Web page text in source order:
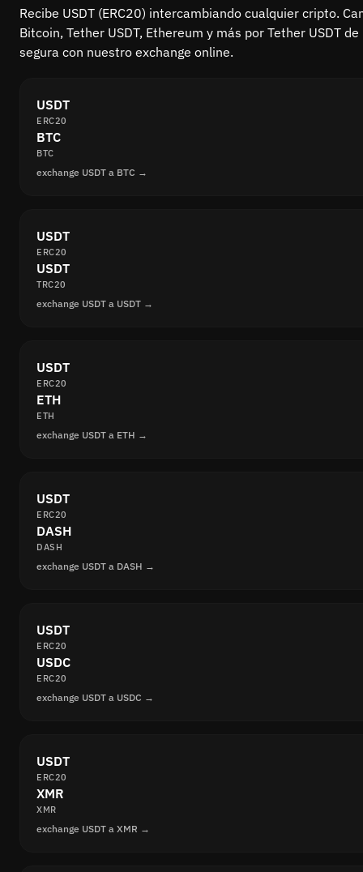
Recibe USDT (ERC20) intercambiando cualquier cripto.
Bitcoin, Tether USDT, Ethereum y más por Tether USDT
segura con nuestro exchange online.
USDT
ERC20
BTC
BTC
exchange USDT a BTC →
USDT
ERC20
USDT
TRC20
exchange USDT a USDT →
USDT
ERC20
ETH
ETH
exchange USDT a ETH →
USDT
ERC20
DASH
DASH
exchange USDT a DASH →
USDT
ERC20
USDC
ERC20
exchange USDT a USDC →
USDT
ERC20
XMR
XMR
exchange USDT a XMR →